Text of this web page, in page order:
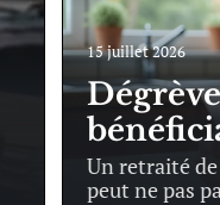
15 juillet 2026
Un retraité
peut ne pas